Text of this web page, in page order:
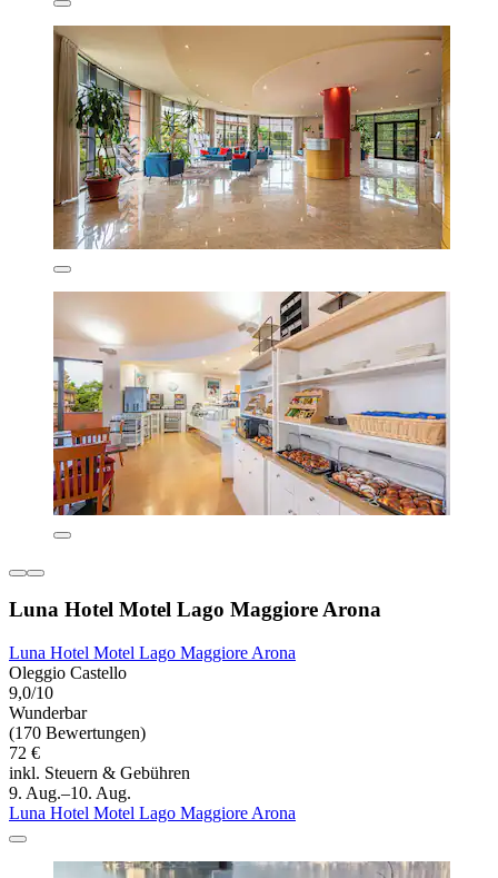
Luna Hotel Motel Lago Maggiore Arona
Luna Hotel Motel Lago Maggiore Arona
Oleggio Castello
9,0/10
Wunderbar
(170 Bewertungen)
72 €
inkl. Steuern & Gebühren
9. Aug.–10. Aug.
Luna Hotel Motel Lago Maggiore Arona